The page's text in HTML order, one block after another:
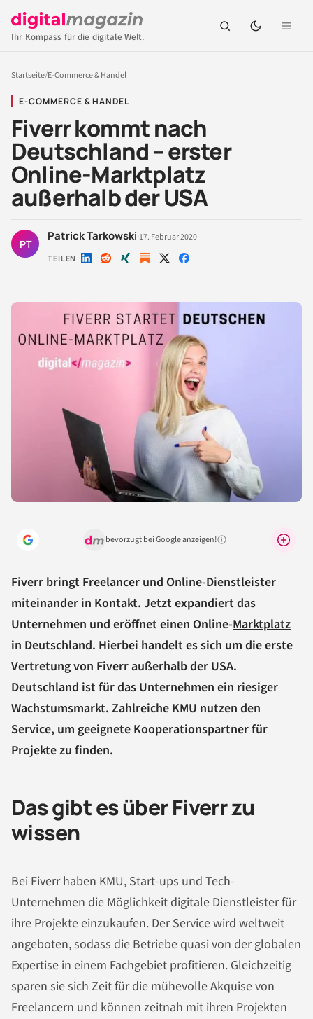
Ihr Kompass für die digitale Welt.
Startseite/E-Commerce & Handel
E-COMMERCE & HANDEL
Fiverr kommt nach
Deutschland – erster
Online-Marktplatz
außerhalb der USA
PT
Patrick Tarkowski·17. Februar 2020
TEILEN Auf Auf Auf Auf Auf
bevorzugt bei Google anzeigen!Warum lohnt sich das?
Fiverr bringt Freelancer und Online-Dienstleister
miteinander in Kontakt. Jetzt expandiert das
Unternehmen und eröffnet einen Online-Marktplatz
in Deutschland. Hierbei handelt es sich um die erste
Vertretung von Fiverr außerhalb der USA.
Deutschland ist für das Unternehmen ein riesiger
Wachstumsmarkt. Zahlreiche KMU nutzen den
Service, um geeignete Kooperationspartner für
Projekte zu finden.
Das gibt es über Fiverr zu
wissen
Bei Fiverr haben KMU, Start-ups und Tech-
Unternehmen die Möglichkeit digitale Dienstleister für
ihre Projekte einzukaufen. Der Service wird weltweit
angeboten, sodass die Betriebe quasi von der globalen
Expertise in einem Fachgebiet profitieren. Gleichzeitig
sparen sie sich Zeit für die mühevolle Akquise von
Freelancern und können zeitnah mit ihren Projekten